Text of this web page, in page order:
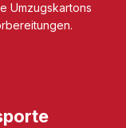
Umzugskartons